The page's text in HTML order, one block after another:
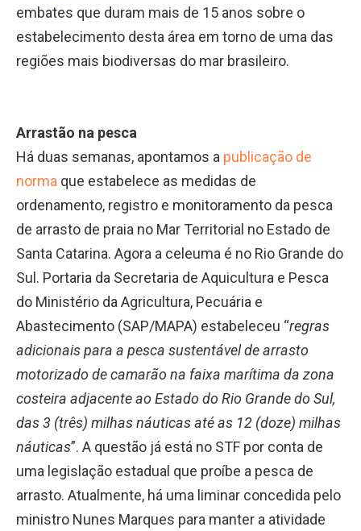
embates que duram mais de 15 anos sobre o
estabelecimento desta área em torno de uma das
regiões mais biodiversas do mar brasileiro.
Arrastão na pesca
Há duas semanas, apontamos a publicação de
norma que estabelece as medidas de
ordenamento, registro e monitoramento da pesca
de arrasto de praia no Mar Territorial no Estado de
Santa Catarina. Agora a celeuma é no Rio Grande do
Sul. Portaria da Secretaria de Aquicultura e Pesca
do Ministério da Agricultura, Pecuária e
Abastecimento (SAP/MAPA) estabeleceu “regras
adicionais para a pesca sustentável de arrasto
motorizado de camarão na faixa marítima da zona
costeira adjacente ao Estado do Rio Grande do Sul,
das 3 (três) milhas náuticas até as 12 (doze) milhas
náuticas”. A questão já está no STF por conta de
uma legislação estadual que proíbe a pesca de
arrasto. Atualmente, há uma liminar concedida pelo
ministro Nunes Marques para manter a atividade